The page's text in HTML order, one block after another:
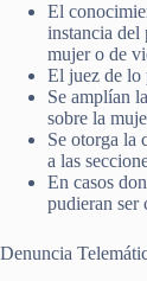
El
instancia del
mujer o de
El juez de lo
Se amplían
sobre la
Se otorga la
a las
En casos
pudieran ser
Denuncia